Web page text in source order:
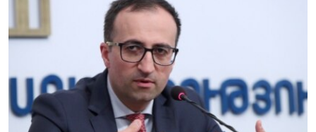
АРХИВ
English
Русский